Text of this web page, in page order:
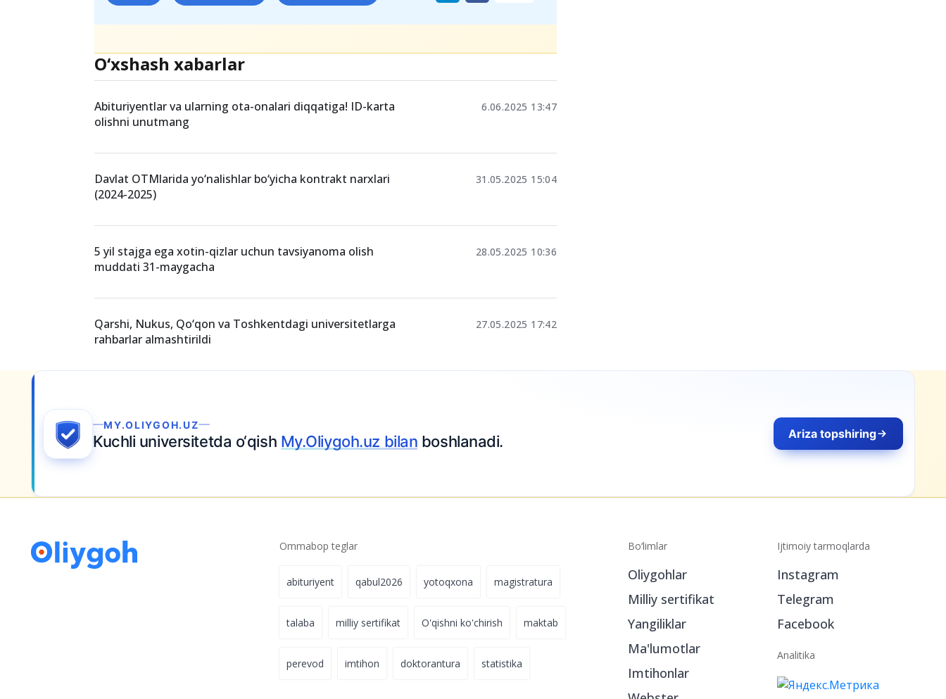
Teglar Ulashing
olishni unutmang
(2024-2025)
muddati 31-maygacha
Qarshi, Nukus, Qo‘qon va Toshkentdagi universitetlarga
rahbarlar almashtirildi
Bo‘limlar
Oliygohlar
Instagram